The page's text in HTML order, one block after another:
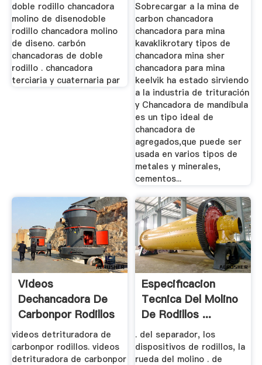
doble rodillo chancadora
molino de disenodoble
rodillo chancadora molino
de diseno. carbón
chancadoras de doble
rodillo . chancadora
terciaria y cuaternaria par
Sobrecargar a la mina de
carbon chancadora
chancadora para mina
kavaklikrotary tipos de
chancadora mina sher
chancadora para mina
keelvik ha estado sirviendo
a la industria de trituración
y Chancadora de mandíbula
es un tipo ideal de
chancadora de
agregados,que puede ser
usada en varios tipos de
metales y minerales,
cementos...
Videos
Dechancadora De
Carbonpor Rodillos
videos detrituradora de
carbonpor rodillos. videos
detrituradora de carbonpor
Especificacion
Tecnica Del Molino
De Rodillos ...
. del separador, los
dispositivos de rodillos, la
rueda del molino . de